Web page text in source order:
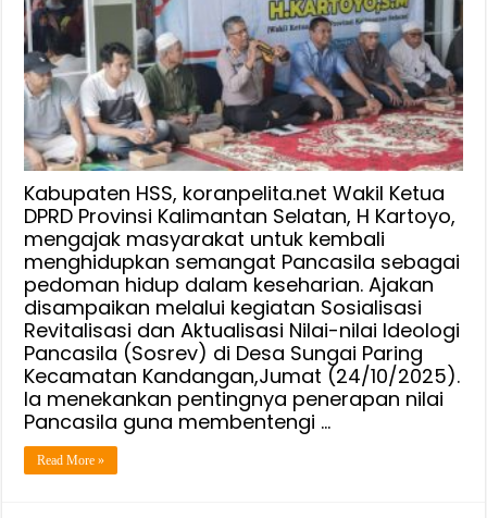
Kartoyo
Bangunkan
Karakter
Berjiwa
Ideologi
Pancasila
Kabupaten HSS, koranpelita.net Wakil Ketua
DPRD Provinsi Kalimantan Selatan, H Kartoyo,
mengajak masyarakat untuk kembali
menghidupkan semangat Pancasila sebagai
pedoman hidup dalam keseharian. Ajakan
disampaikan melalui kegiatan Sosialisasi
Revitalisasi dan Aktualisasi Nilai-nilai Ideologi
Pancasila (Sosrev) di Desa Sungai Paring
Kecamatan Kandangan,Jumat (24/10/2025).
Ia menekankan pentingnya penerapan nilai
Pancasila guna membentengi …
Read More »